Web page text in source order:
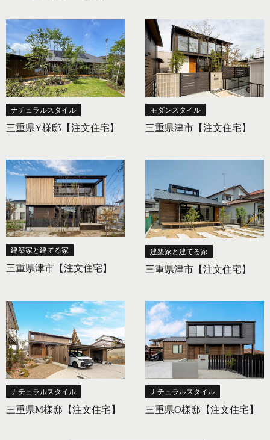
ナチュラルスタイル
三重県Y様邸【注文住宅】
モダンスタイル
三重県津市【注文住宅】
建築家と建てる家
三重県津市【注文住宅】
建築家と建てる家
三重県津市【注文住宅】
ナチュラルスタイル
三重県M様邸【注文住宅】
ナチュラルスタイル
三重県O様邸【注文住宅】